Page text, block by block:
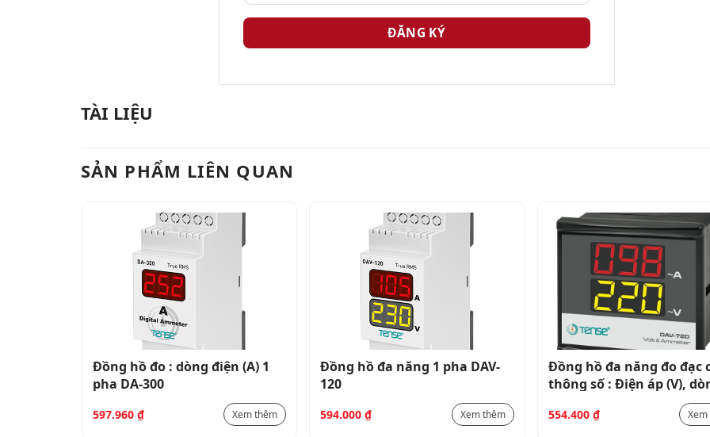
TÀI LIỆU
SẢN PHẨM LIÊN QUAN
Đồng hồ đo : dòng điện (A) 1
pha DA-300
597.960 ₫ Xem thêm
Đồng hồ đa năng 1 pha DAV-
120
594.000 ₫ Xem thêm
Đồng hồ đa năng đo đạc
thông số : Điện áp (V),
điện (A) 1 pha DAV-72D
554.400 ₫